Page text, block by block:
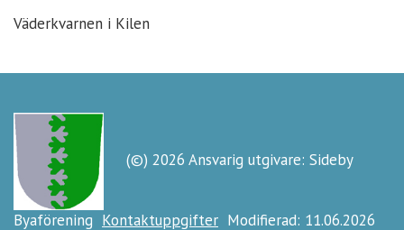
Väderkvarnen i Kilen
(©) 2026 Ansvarig utgivare: Sideby
Byaförening Kontaktuppgifter Modifierad: 11.06.2026